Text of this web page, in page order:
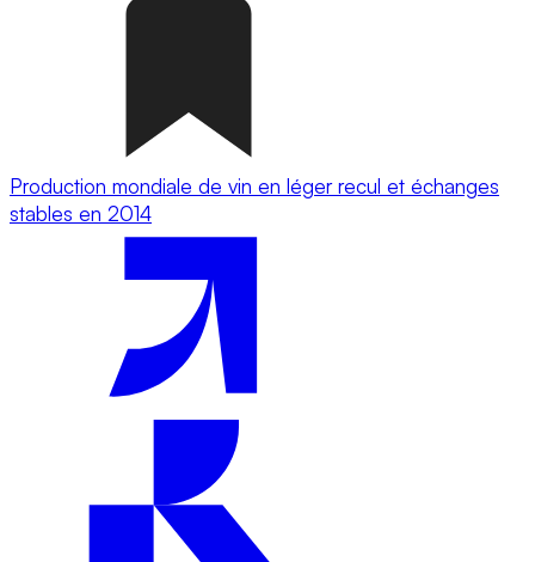
Production mondiale de vin en léger recul et échanges
stables en 2014